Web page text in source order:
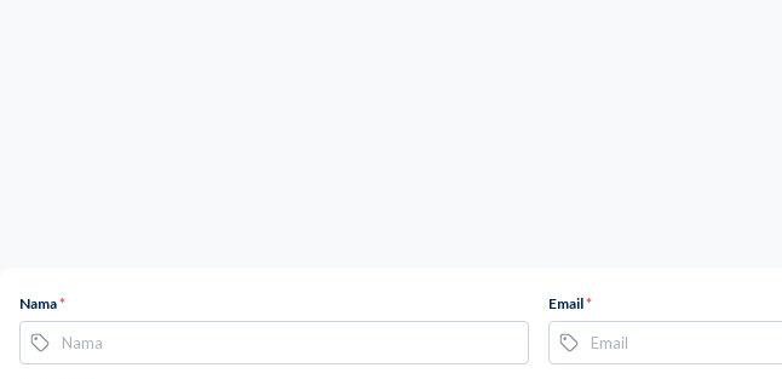
Nama* Email*